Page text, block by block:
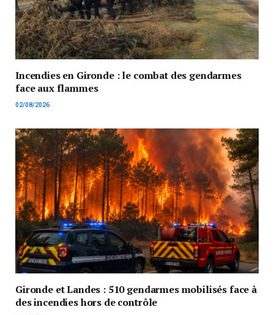
Incendies en Gironde : le combat des gendarmes
face aux flammes
02/08/2026
Gironde et Landes : 510 gendarmes mobilisés face à
des incendies hors de contrôle